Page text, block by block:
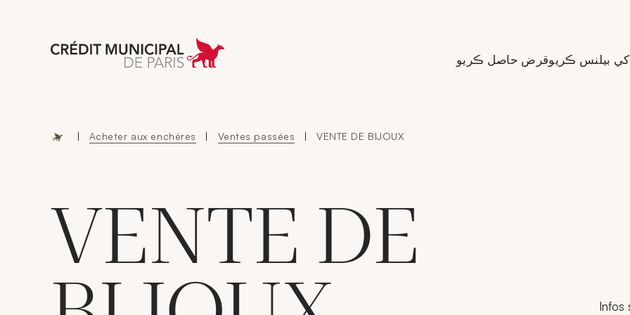
Aller à l'accueil de Crédit Municipal de Paris
قرض حاصل ڪريوبيلنس ڪريو
| Acheter aux enchères | Ventes passées | VENTE DE BIJOUX
VENTE DE
Infos